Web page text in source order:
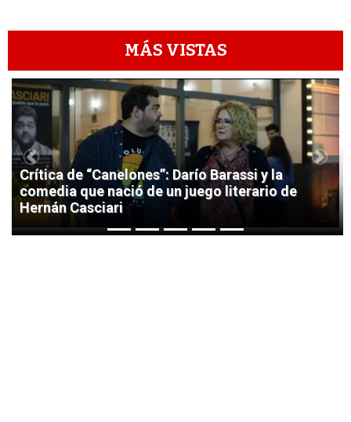
MÁS VISTAS
1
Crítica de “Canelones”: Darío Barassi y la
comedia que nació de un juego literario de
Hernán Casciari
Previous Next